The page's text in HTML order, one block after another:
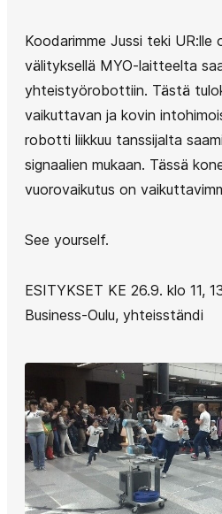
Koodarimme Jussi teki UR:lle
välityksellä MYO-laitteelta
yhteistyörobottiin. Tästä
vaikuttavan ja kovin
robotti liikkuu tanssijalta
signaalien mukaan. Tässä
vuorovaikutus on
See yourself.
ESITYKSET KE 26.9. klo 11,
Business-Oulu, yhteisständi